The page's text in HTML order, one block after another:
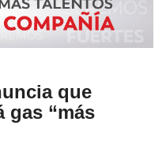
que
gas “más